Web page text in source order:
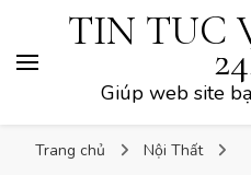
TIN TUC
Giúp web site
Trang chủ
Nội Thất